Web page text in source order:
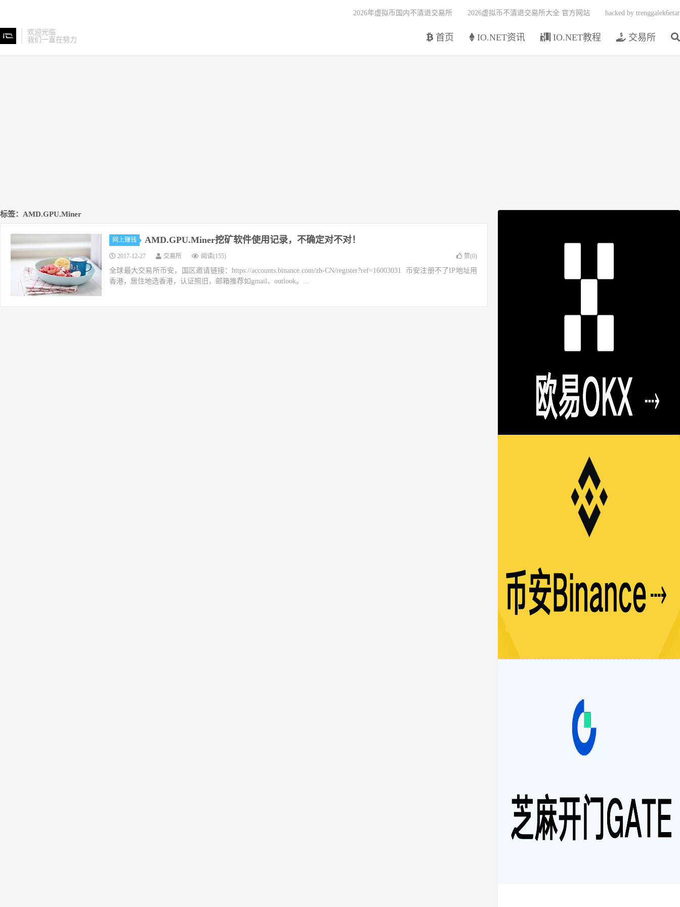
欢迎光临
我们一直在努力
首页 IO.NET资讯 IO.NET教程 交易所
2026年虚拟币国内不清退交易所 2026虚拟币不清退交易所大全 官方网站 hacked by trenggalek6etar
标签：AMD.GPU.Miner
网上赚钱 AMD.GPU.Miner挖矿软件使用记录，不确定对不对！
2017-12-27 交易所 阅读(155) 赞(0)
全球最大交易所币安，国区邀请链接：https://accounts.binance.com/zh-CN/register?ref=16003031 币安注册不了IP地址用
香港，居住地选香港，认证照旧，邮箱推荐如gmail、outlook。...